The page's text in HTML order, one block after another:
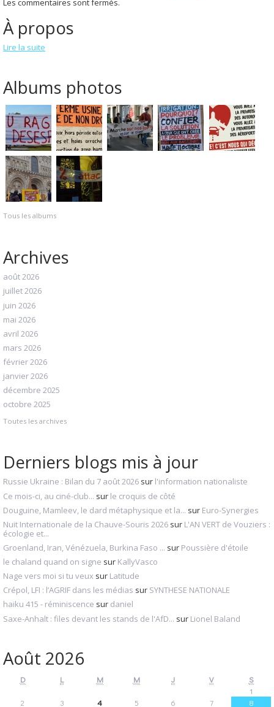
Les commentaires sont fermés.
À propos
Lire la suite
Albums photos
Tous les albums
Archives
août 2026
juillet 2026
juin 2026
mai 2026
avril 2026
mars 2026
février 2026
janvier 2026
décembre 2025
octobre 2025
Toutes les archives
Derniers blogs mis à jour
Russie Ukraine : Bilan du 7 août 2026 sur l'information nationaliste
Ce mois-ci, au ciné-club... sur le croquis de côté
Douguine, Mamleev, le dard métaphysique et la... sur Euro-Synergies
Nuit Internationale de la Chauve-Souris 2026 sur L'AN VERT de Vouziers :
écologie et...
Groenland, Iran, Vénézuela, Burkina Faso ... sur Poussière d'étoile
le chaland quand on signe sur KallyVasco
Nage vers moi si tu veux sur Latitude
Crépol, LFI : l’AGRIF dans les médias sur SYNTHESE NATIONALE
haiku 415 - réminiscence sur daniel
Saxe-Anhalt : files devant les stands de l'AfD... sur Lionel Baland
Août 2026
D L M M J V
S
1
2
3 4 5 6 7 8